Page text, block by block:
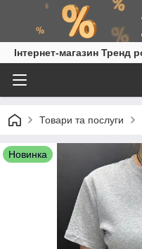
Інтернет-магазин Тренд
Товари та послуги
Новинка